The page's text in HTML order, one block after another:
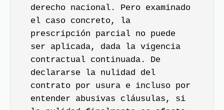
derecho nacional. Pero examinado
el caso concreto, la
prescripción parcial no puede
ser aplicada, dada la vigencia
contractual continuada. De
declararse la nulidad del
contrato por usura e incluso por
entender abusivas cláusulas, si